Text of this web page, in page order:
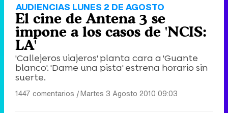
AUDIENCIAS LUNES 2 DE AGOSTO
El cine de Antena 3 se
impone a los casos de 'NCIS:
LA'
'Callejeros viajeros' planta cara a 'Guante
blanco'. 'Dame una pista' estrena horario sin
suerte.
1447 comentarios |Martes 3 Agosto 2010 09:03